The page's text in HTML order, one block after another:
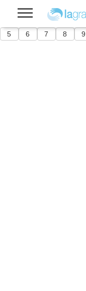
5 6 7 8 9